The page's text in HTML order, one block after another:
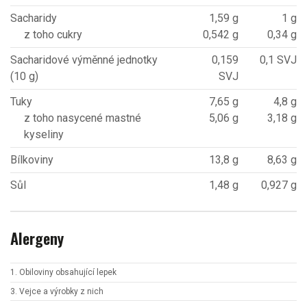
Sacharidy
z toho cukry
1,59 g
0,542 g
1 g
0,34 g
Sacharidové výměnné jednotky
(10 g)
0,159
SVJ
0,1 SVJ
Tuky
z toho nasycené mastné
kyseliny
7,65 g
5,06 g
4,8 g
3,18 g
Bílkoviny 13,8 g
8,63 g
Sůl
1,48 g 0,927 g
Alergeny
1. Obiloviny obsahující lepek
3. Vejce a výrobky z nich